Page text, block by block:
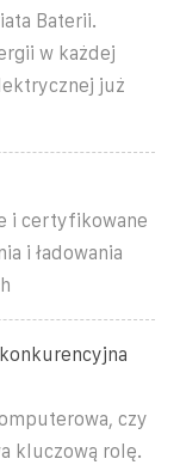
Baterii.
w każdej
już
i certyfikowane
i ładowania
czy
kluczową rolę.